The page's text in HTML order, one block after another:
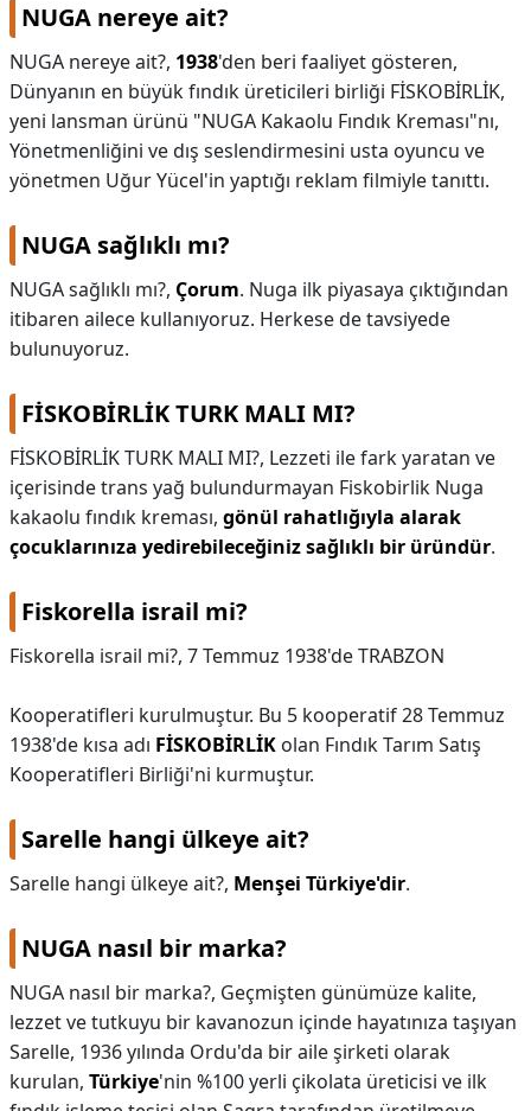
NUGA nereye ait?
NUGA nereye ait?, 1938'den beri faaliyet gösteren,
Dünyanın en büyük fındık üreticileri birliği FİSKOBİRLİK,
yeni lansman ürünü "NUGA Kakaolu Fındık Kreması"nı,
Yönetmenliğini ve dış seslendirmesini usta oyuncu ve
yönetmen Uğur Yücel'in yaptığı reklam filmiyle tanıttı.
NUGA sağlıklı mı?
NUGA sağlıklı mı?, Çorum. Nuga ilk piyasaya çıktığından
itibaren ailece kullanıyoruz. Herkese de tavsiyede
bulunuyoruz.
FİSKOBİRLİK TURK MALI MI?
FİSKOBİRLİK TURK MALI MI?, Lezzeti ile fark yaratan ve
içerisinde trans yağ bulundurmayan Fiskobirlik Nuga
kakaolu fındık kreması, gönül rahatlığıyla alarak
çocuklarınıza yedirebileceğiniz sağlıklı bir üründür.
Fiskorella israil mi?
Fiskorella israil mi?, 7 Temmuz 1938'de TRABZON
Kooperatifleri kurulmuştur. Bu 5 kooperatif 28 Temmuz
1938'de kısa adı FİSKOBİRLİK olan Fındık Tarım Satış
Kooperatifleri Birliği'ni kurmuştur.
Sarelle hangi ülkeye ait?
Sarelle hangi ülkeye ait?, Menşei Türkiye'dir.
NUGA nasıl bir marka?
NUGA nasıl bir marka?, Geçmişten günümüze kalite,
lezzet ve tutkuyu bir kavanozun içinde hayatınıza taşıyan
Sarelle, 1936 yılında Ordu'da bir aile şirketi olarak
kurulan, Türkiye'nin %100 yerli çikolata üreticisi ve ilk